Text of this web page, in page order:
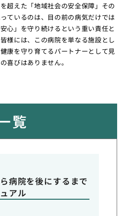
超えた「地域社会の安全保障」その
ているのは、目の前の病気だけでは
心」を守り続けるという重い責任と
様には、この病院を単なる施設とし
康を守り育てるパートナーとして見
喜びはありません。
覧
病院を後にするまで
アル